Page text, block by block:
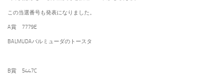
この当選番号も発表になりました。
A賞 7779E
BALMUDAバルミューダのトースタ
B賞 5447C